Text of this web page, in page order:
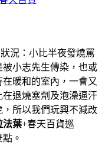
況：小比半夜發燒罵
小志先生傳染，也或
暖和的室內，一會又
退燒塞劑及泡澡逼汗
所以我們玩興不減改
法葉+春天百貨巡
。